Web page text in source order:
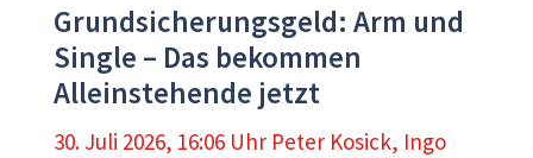
Grundsicherungsgeld: Arm und
Single – Das bekommen
Alleinstehende jetzt
30. Juli 2026, 16:06 Uhr Peter Kosick, Ingo